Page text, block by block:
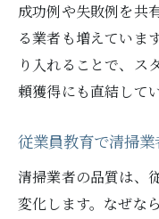
成功例や失敗例を共
る業者も増えていま
り入れることで、ス
頼獲得にも直結してい
従業員教育で清掃
清掃業者の品質は、
変化します。なぜな